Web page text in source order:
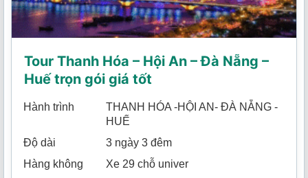
Tour Thanh Hóa – Hội An – Đà Nẵng –
Huế trọn gói giá tốt
Hành trình
THANH HÓA -HỘI AN- ĐÀ NẴNG -
HUẾ
Độ dài
3 ngày 3 đêm
Hàng không
Xe 29 chỗ univer